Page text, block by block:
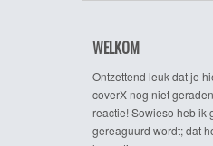
WELKOM
Ontzettend leuk dat je
coverX nog niet
reactie! Sowieso heb ik
gereaguurd wordt; dat